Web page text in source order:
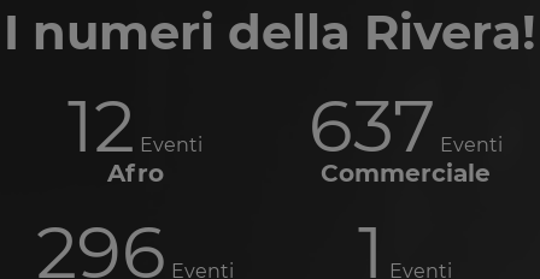
I numeri della Rivera!
12 Eventi
Afro
637 Eventi
Commerciale
296 Eventi 1 Eventi